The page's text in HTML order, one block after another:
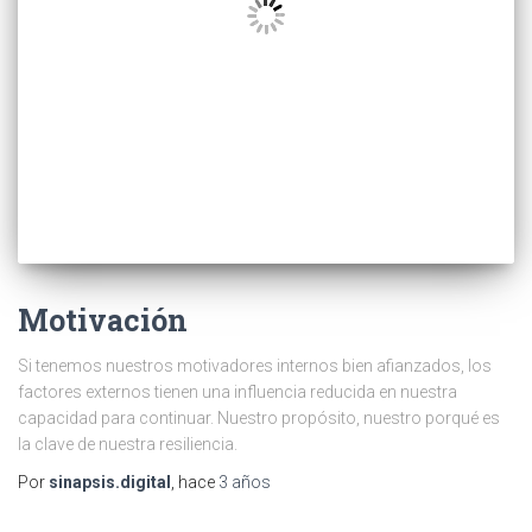
Motivación
Si tenemos nuestros motivadores internos bien afianzados, los
factores externos tienen una influencia reducida en nuestra
capacidad para continuar. Nuestro propósito, nuestro porqué es
la clave de nuestra resiliencia.
Por sinapsis.digital , hace 3 años